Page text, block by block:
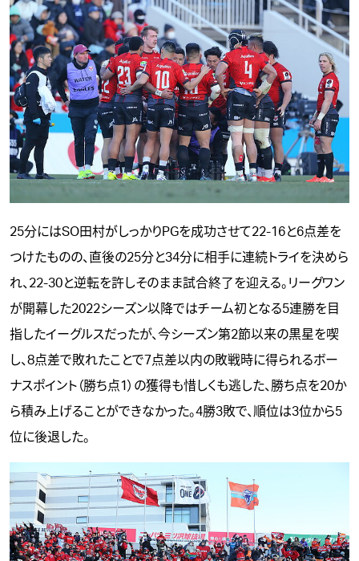
25分にはSO田村がしっかりPGを成功させて22-16と6点差を
つけたものの、直後の25分と34分に相手に連続トライを決めら
れ、22-30と逆転を許しそのまま試合終了を迎える。リーグワン
が開幕した2022シーズン以降ではチーム初となる5連勝を目
指したイーグルスだったが、今シーズン第2節以来の黒星を喫
し、8点差で敗れたことで7点差以内の敗戦時に得られるボー
ナスポイント（勝ち点1）の獲得も惜しくも逃した、勝ち点を20か
ら積み上げることができなかった。4勝3敗で、順位は3位から5
位に後退した。